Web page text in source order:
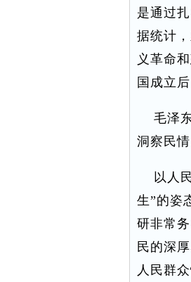
是通过
据统计
义革命
国成立
毛泽东
洞察民情
以人民
生”的姿
研非常
民的深
人民群